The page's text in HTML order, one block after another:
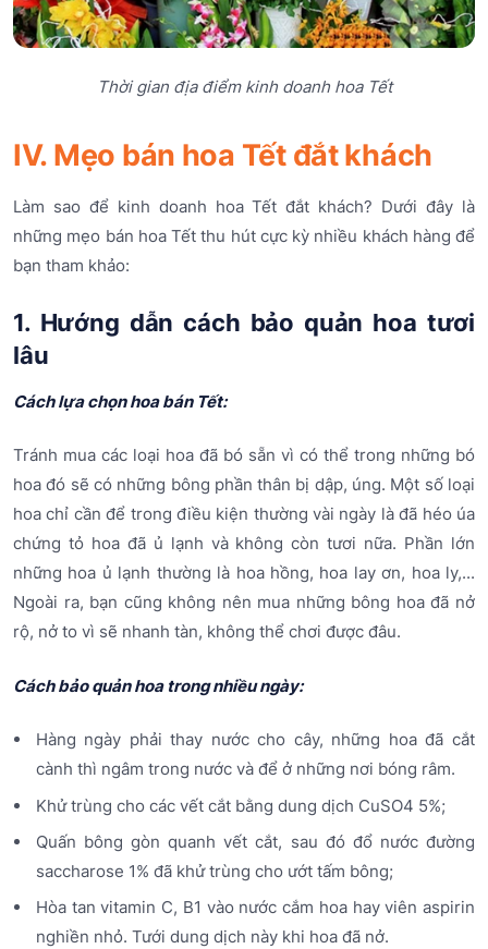
Thời gian địa điểm kinh doanh hoa Tết
IV. Mẹo bán hoa Tết đắt khách
Làm sao để kinh doanh hoa Tết đắt khách? Dưới đây là
những mẹo bán hoa Tết thu hút cực kỳ nhiều khách hàng để
bạn tham khảo:
1. Hướng dẫn cách bảo quản hoa tươi
lâu
Cách lựa chọn hoa bán Tết:
Tránh mua các loại hoa đã bó sẵn vì có thể trong những bó
hoa đó sẽ có những bông phần thân bị dập, úng. Một số loại
hoa chỉ cần để trong điều kiện thường vài ngày là đã héo úa
chứng tỏ hoa đã ủ lạnh và không còn tươi nữa. Phần lớn
những hoa ủ lạnh thường là hoa hồng, hoa lay ơn, hoa ly,...
Ngoài ra, bạn cũng không nên mua những bông hoa đã nở
rộ, nở to vì sẽ nhanh tàn, không thể chơi được đâu.
Cách bảo quản hoa trong nhiều ngày:
Hàng ngày phải thay nước cho cây, những hoa đã cắt
cành thì ngâm trong nước và để ở những nơi bóng râm.
Khử trùng cho các vết cắt bằng dung dịch CuSO4 5%;
Quấn bông gòn quanh vết cắt, sau đó đổ nước đường
saccharose 1% đã khử trùng cho ướt tấm bông;
Hòa tan vitamin C, B1 vào nước cắm hoa hay viên aspirin
nghiền nhỏ. Tưới dung dịch này khi hoa đã nở.